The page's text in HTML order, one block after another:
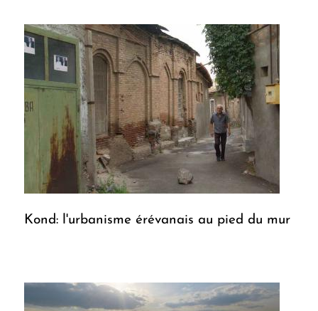
Kond: l'urbanisme érévanais au pied du mur